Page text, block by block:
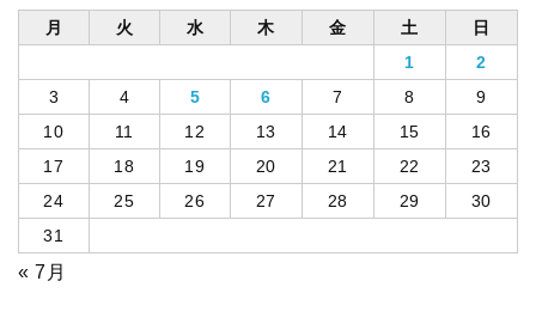
月 火 水 木 金 土
日
1
2
3
4 5 6 7 8
9
10
11 12 13 14 15
16
17
18 19 20 21 22
23
24
25 26 27 28 29
30
31
« 7月